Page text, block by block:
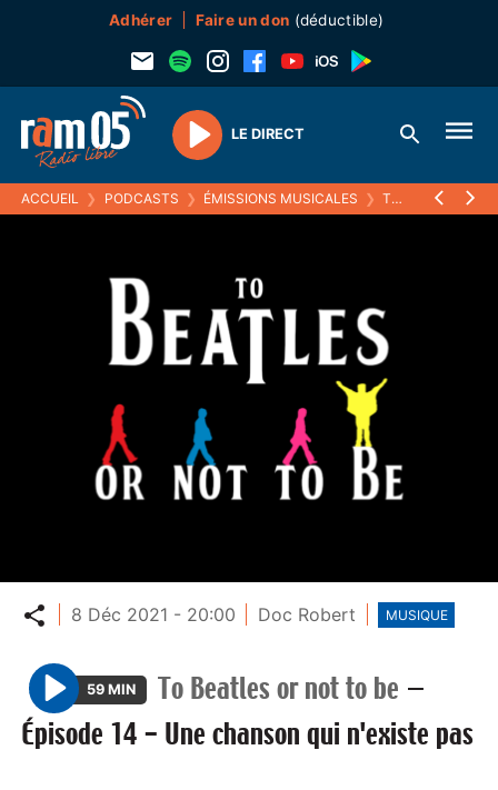
Adhérer Faire un don (déductible)
Play
LE DIRECT
ACCUEIL ❯ PODCASTS ❯ ÉMISSIONS MUSICALES ❯ TO BEATLES OR NOT TO BE
Partager
8 Déc 2021 - 20:00 Doc Robert MUSIQUE
P
l
59 MIN To Beatles or not to be —
Épisode 14 - Une chanson qui n'existe pas